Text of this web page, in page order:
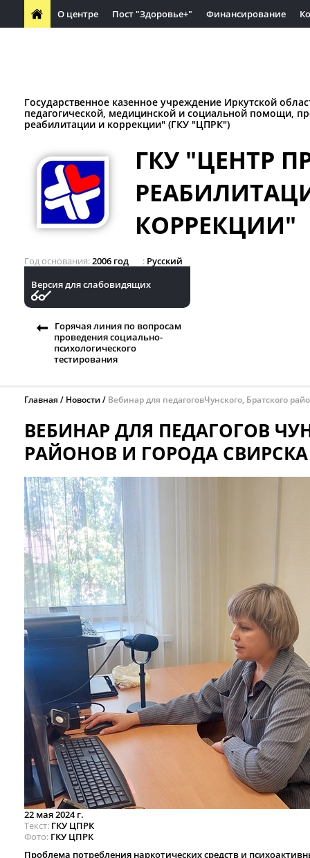
О центре Пост "Здоровье+" Финансирование
Государственное казенное учреждение Иркутской
педагогической, медицинской и социальной помощи,
реабилитации и коррекции" (ГКУ "ЦПРК")
ГКУ "ЦЕНТР
КОРРЕКЦИИ"
Год основания 2006 год
Русский
Версия для слабовидящих
Горячая линия по вопросам
проведения социально-
психологического
тестирования
Главная Новости Вебинар для педагоговЧунского, Братского
ВЕБИНАР ДЛЯ ПЕДАГОГОВ
РАЙОНОВ И ГОРОДА СВИРСКА
22 мая 2024 г.
Текст ГКУ ЦПРК
Фото ГКУ ЦПРК
Проблема потребления наркотических средств и